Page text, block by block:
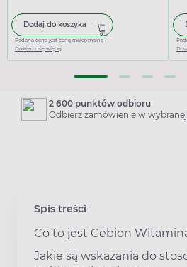
Dodaj do koszyka
Podana cena jest ceną maksymalną
Dowiedz się więcej
2 600 punktów odbioru
Odbierz zamówienie w
Spis treści
Co to jest Cebion
Jakie są wskazania do